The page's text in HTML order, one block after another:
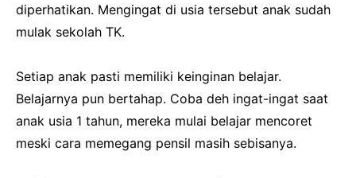
diperhatikan. Mengingat di usia tersebut anak sudah
mulak sekolah TK.
Setiap anak pasti memiliki keinginan belajar.
Belajarnya pun bertahap. Coba deh ingat-ingat saat
anak usia 1 tahun, mereka mulai belajar mencoret
meski cara memegang pensil masih sebisanya.